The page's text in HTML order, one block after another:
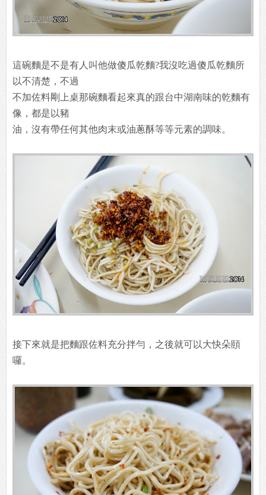
這碗麵是不是有人叫他做傻瓜乾麵?我沒吃過傻瓜乾麵所
以不清楚，不過
不加佐料剛上桌那碗麵看起來真的跟台中湖南味的乾麵有
像，都是以豬
油，沒有帶任何其他肉末或油蔥酥等等元素的調味。
接下來就是把麵跟佐料充分拌勻，之後就可以大快朵頤
囉。